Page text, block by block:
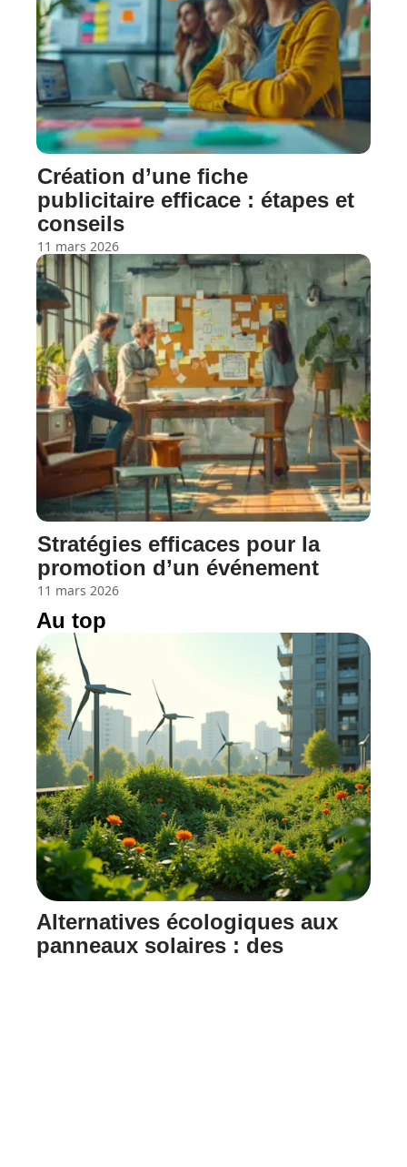
Création d’une fiche
publicitaire efficace : étapes et
conseils
11 mars 2026
Stratégies efficaces pour la
promotion d’un événement
11 mars 2026
Au top
Alternatives écologiques aux
panneaux solaires : des